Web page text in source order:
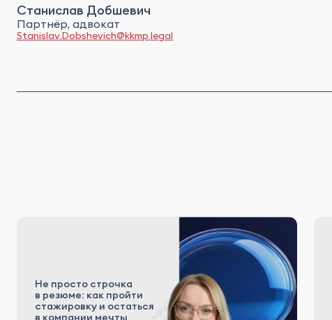
Станислав Добшевич
Партнёр, адвокат
Stanislav.Dobshevich@kkmp.legal
Не просто строчка
в резюме: как пройти
стажировку и остаться
в компании мечты